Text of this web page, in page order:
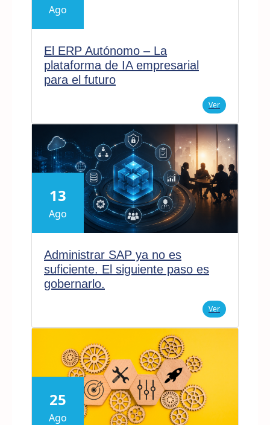
Ago
El ERP Autónomo – La
plataforma de IA empresarial
para el futuro
Ver
13
Ago
Administrar SAP ya no es
suficiente. El siguiente paso es
gobernarlo.
Ver
25
Ago